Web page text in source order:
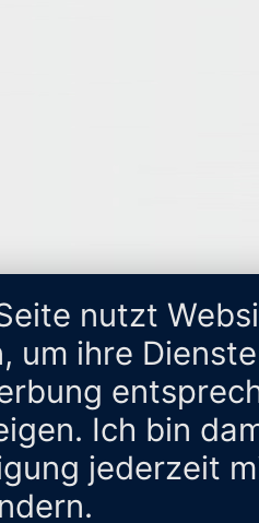
nutzt
um ihre
Ich bin
jederzeit